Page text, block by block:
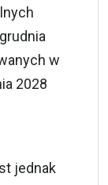
w
2028
jednak